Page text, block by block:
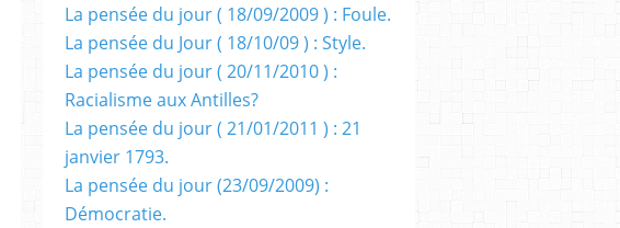
La pensée du jour ( 18/09/2009 ) : Foule.
La pensée du Jour ( 18/10/09 ) : Style.
La pensée du jour ( 20/11/2010 ) :
Racialisme aux Antilles?
La pensée du jour ( 21/01/2011 ) : 21
janvier 1793.
La pensée du jour (23/09/2009) :
Démocratie.